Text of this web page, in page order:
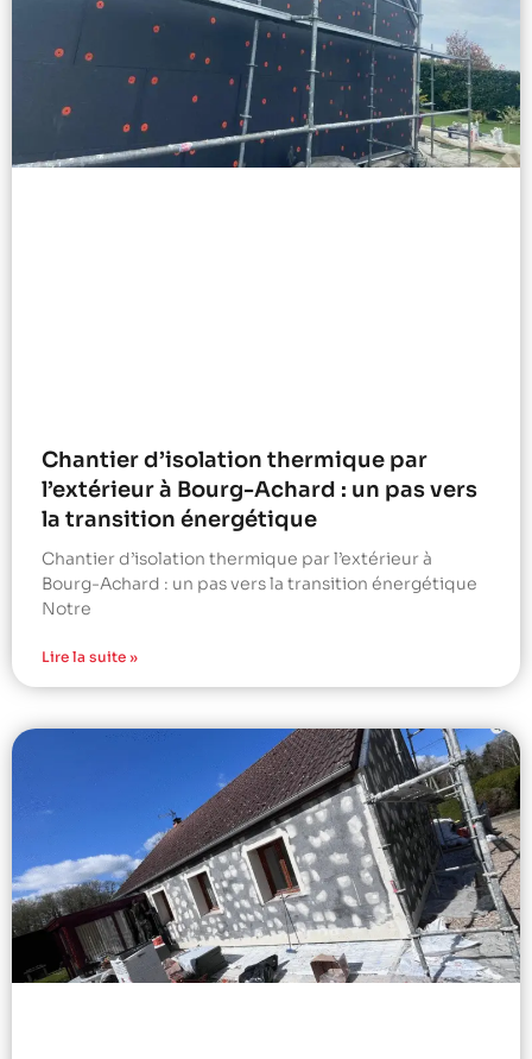
Chantier d’isolation thermique par
l’extérieur à Bourg-Achard : un pas vers
la transition énergétique
Chantier d’isolation thermique par l’extérieur à
Bourg-Achard : un pas vers la transition énergétique
Notre
Lire la suite »